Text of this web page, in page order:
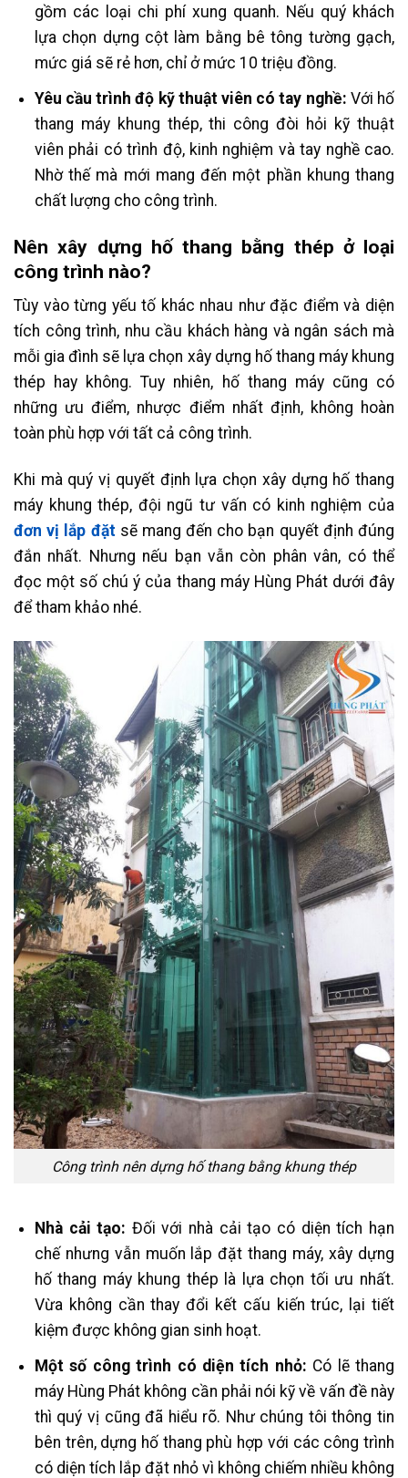
gồm các loại chi phí xung quanh. Nếu quý khách
lựa chọn dựng cột làm bằng bê tông tường gạch,
mức giá sẽ rẻ hơn, chỉ ở mức 10 triệu đồng.
Yêu cầu trình độ kỹ thuật viên có tay nghề: Với hố
thang máy khung thép, thi công đòi hỏi kỹ thuật
viên phải có trình độ, kinh nghiệm và tay nghề cao.
Nhờ thế mà mới mang đến một phần khung thang
chất lượng cho công trình.
Nên xây dựng hố thang bằng thép ở loại
công trình nào?
Tùy vào từng yếu tố khác nhau như đặc điểm và diện
tích công trình, nhu cầu khách hàng và ngân sách mà
mỗi gia đình sẽ lựa chọn xây dựng hố thang máy khung
thép hay không. Tuy nhiên, hố thang máy cũng có
những ưu điểm, nhược điểm nhất định, không hoàn
toàn phù hợp với tất cả công trình.
Khi mà quý vị quyết định lựa chọn xây dựng hố thang
máy khung thép, đội ngũ tư vấn có kinh nghiệm của
đơn vị lắp đặt sẽ mang đến cho bạn quyết định đúng
đắn nhất. Nhưng nếu bạn vẫn còn phân vân, có thể
đọc một số chú ý của thang máy Hùng Phát dưới đây
để tham khảo nhé.
Công trình nên dựng hố thang bằng khung thép
Nhà cải tạo: Đối với nhà cải tạo có diện tích hạn
chế nhưng vẫn muốn lắp đặt thang máy, xây dựng
hố thang máy khung thép là lựa chọn tối ưu nhất.
Vừa không cần thay đổi kết cấu kiến trúc, lại tiết
kiệm được không gian sinh hoạt.
Một số công trình có diện tích nhỏ: Có lẽ thang
máy Hùng Phát không cần phải nói kỹ về vấn đề này
thì quý vị cũng đã hiểu rõ. Như chúng tôi thông tin
bên trên, dựng hố thang phù hợp với các công trình
có diện tích lắp đặt nhỏ vì không chiếm nhiều không